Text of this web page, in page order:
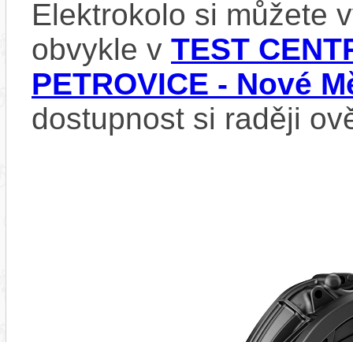
Elektrokolo si můžete
obvykle v TEST
PETROVICE - Nové
dostupnost si raději